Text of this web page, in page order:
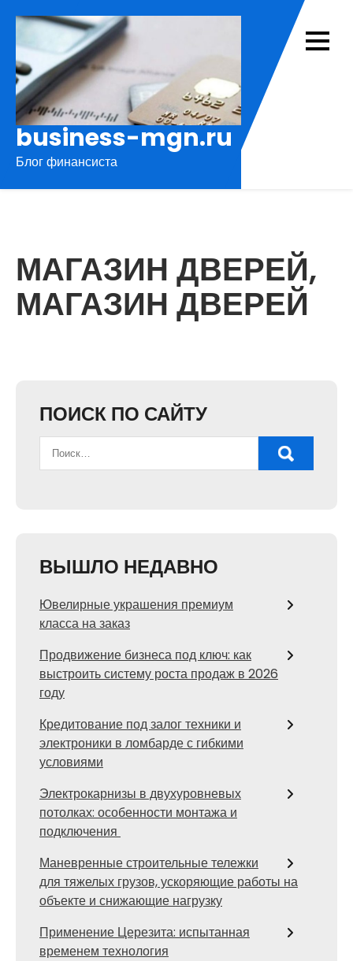
содержимому
business-mgn.ru
Блог финансиста
МАГАЗИН ДВЕРЕЙ,
МАГАЗИН ДВЕРЕЙ
ПОИСК ПО САЙТУ
ВЫШЛО НЕДАВНО
Ювелирные украшения премиум
класса на заказ
Продвижение бизнеса под ключ: как
выстроить систему роста продаж в 2026
году
Кредитование под залог техники и
электроники в ломбарде с гибкими
условиями
Электрокарнизы в двухуровневых
потолках: особенности монтажа и
подключения
Маневренные строительные тележки
для тяжелых грузов, ускоряющие работы на
объекте и снижающие нагрузку
Применение Церезита: испытанная
временем технология